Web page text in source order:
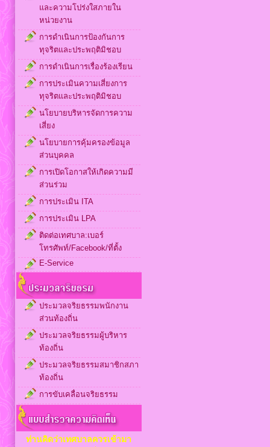
และความโปร่งใสภายใน
หน่วยงาน
การดำเนินการป้องกันการ
ทุจริตและประพฤติมิชอบ
การดำเนินการเรื่องร้องเรียน
การประเมินความเสี่ยงการ
ทุจริตและประพฤติมิชอบ
นโยบายบริหารจัดการความ
เสี่ยง
นโยบายการคุ้มครองข้อมูล
ส่วนบุคคล
การเปิดโอกาสให้เกิดความมี
ส่วนร่วม
การประเมิน ITA
การประเมิน LPA
ติดต่อเทศบาล:เบอร์
โทรศัพท์/Facebook/ที่ตั้ง
E-Service
ประมวลจริยธรรมพนักงาน
ส่วนท้องถิ่น
ประมวลจริยธรรมผู้บริหาร
ท้องถิ่น
ประมวลจริยธรรมสมาชิกสภา
ท้องถิ่น
การขับเคลื่อนจริยธรรม
ท่านคิดว่าเทศบาลควรเข้ามา